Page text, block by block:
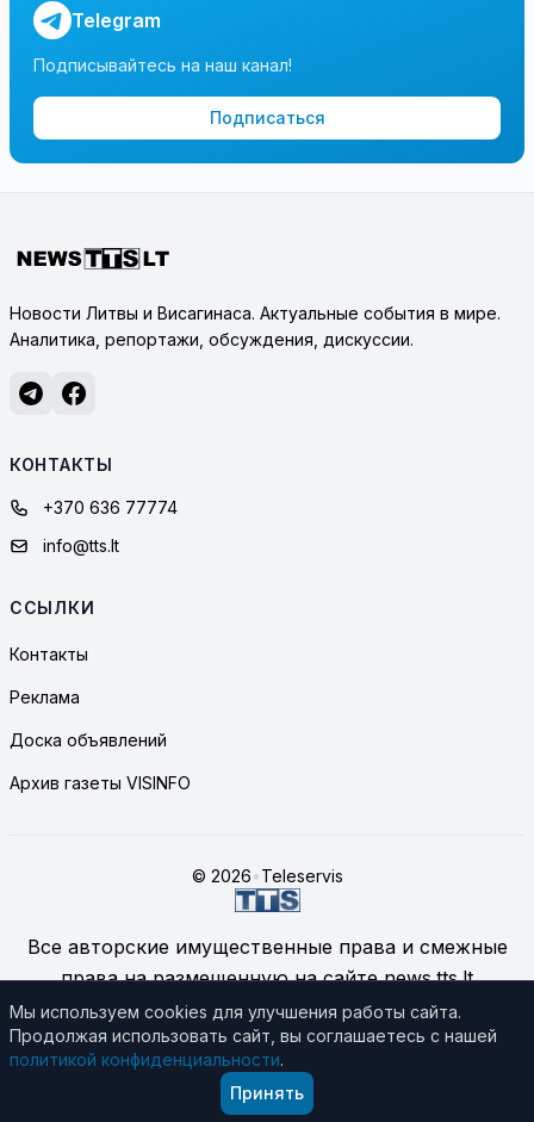
Telegram
Подписывайтесь на наш канал!
Подписаться
Новости Литвы и Висагинаса. Актуальные события в мире.
Аналитика, репортажи, обсуждения, дискуссии.
КОНТАКТЫ
+370 636 77774
info@tts.lt
ССЫЛКИ
Контакты
Реклама
Доска объявлений
Архив газеты VISINFO
© 2026•Teleservis
Все авторские имущественные права и смежные
права на размещенную на сайте news.tts.lt
информацию принадлежат ЗАО "Telekomunikacinių
technologijų servisas", если не указано иное.
Подробнее об использовании материалов сайта
Мы используем cookies для улучшения работы сайта.
Продолжая использовать сайт, вы соглашаетесь с нашей
политикой конфиденциальности.
Принять